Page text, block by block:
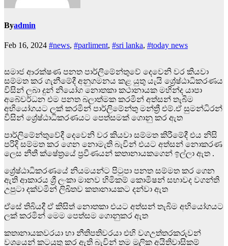
Byadmin
Feb 16, 2024 #news, #parliment, #sri lanka, #today news
සමාජ ආරක්ෂණ පනත පාර්ලිමේන්තුවේ දෙවෙනි වර කියවා
සම්මත කර ගැනීමේදී අනුගමනය කළ යුතු යැයි ශ්‍රේෂ්ඨාධිකරණය
විසින් ලබා දුන් නියෝග නොතකා කථානායක මහින්ද යාපා
අබේවර්ධන එම පනත බලාත්මක කරමින් අත්සන් තැබීම
අභියෝගයට ලක් කරමින් පාර්ලිමේන්තු මන්ත්‍රී එම්.ඒ සුමන්ධිරන්
විසින් ශ්‍රේෂ්ඨාධිකරණයට පෙත්සමක් ගොනු කර ඇත
පාර්ලිමේන්තුවේදී දෙවෙනි වර කියවා සම්මත කිරීමේදී එය නිසි
පරිදි සම්මත කර ගෙන නොමැති බැවින් එයට අත්සන් නොකරණ
ලෙස නීතී ක්ෂේත්‍රයේ ප්‍රවීණයන් කතානායකගෙන් ඉල්ලා ඇත .
ශ්‍රේෂ්ඨාධිකරණයේ නියමයන්ට පිටුපා පනත සම්මත කර ගෙන
ඇති ආකාරය ශ්‍රී ලංකා මානව හිමිකම් කොමිෂන් සභාවද වගන්ති
උපුටා දක්වමින් ලිඛිතව කතානායකට දන්වා ඇත
ඒසේ තිබියදී ඒ කිසිත් නොතකා එයට අත්සන් තැබිම අභියෝගයට
ලක් කරමින් මෙම පෙත්සම ගොනුකර ඇත
කතානායකවරයා හා නීතිපතිවරයා එහි වගඋත්තරකරුවන්
වශයෙන් කටයුතු කර ඇති බැවින් තම මූලික අයිතිවාසිකම්